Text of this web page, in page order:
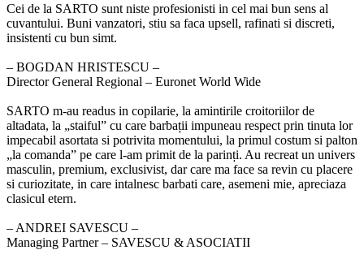
Cei de la SARTO sunt niste profesionisti in cel mai bun sens al
cuvantului. Buni vanzatori, stiu sa faca upsell, rafinati si discreti,
insistenti cu bun simt.
‒ BOGDAN HRISTESCU –
Director General Regional – Euronet World Wide
SARTO m-au readus in copilarie, la amintirile croitoriilor de
altadata, la „staiful” cu care barbații impuneau respect prin tinuta lor
impecabil asortata si potrivita momentului, la primul costum si palton
„la comanda” pe care l-am primit de la parinți. Au recreat un univers
masculin, premium, exclusivist, dar care ma face sa revin cu placere
si curiozitate, in care intalnesc barbati care, asemeni mie, apreciaza
clasicul etern.
‒ ANDREI SAVESCU –
Managing Partner – SAVESCU & ASOCIATII